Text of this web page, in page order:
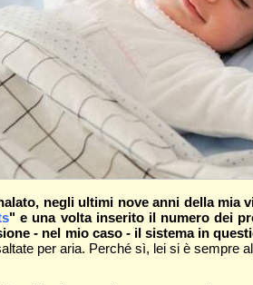
negli ultimi nove anni della
" e una volta inserito il numero dei
- nel mio caso - il sistema in
per aria. Perché sì, lei si è sempre